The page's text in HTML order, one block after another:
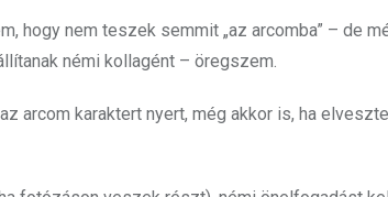
hogy nem teszek semmit „az arcomba” – de
némi kollagént – öregszem.
arcom karaktert nyert, még akkor is, ha